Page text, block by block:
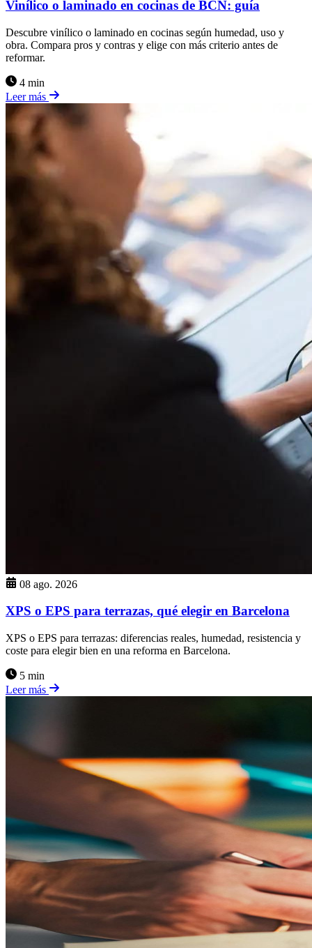
Vinílico o laminado en cocinas de BCN: guía
Descubre vinílico o laminado en cocinas según humedad, uso y
obra. Compara pros y contras y elige con más criterio antes de
reformar.
4 min
Leer más
08 ago. 2026
XPS o EPS para terrazas, qué elegir en Barcelona
XPS o EPS para terrazas: diferencias reales, humedad, resistencia y
coste para elegir bien en una reforma en Barcelona.
5 min
Leer más